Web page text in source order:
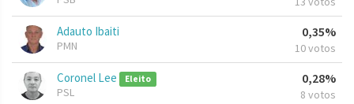
Adauto Ibaiti
PMN
0,35%
10 votos
Coronel Lee Eleito
PSL
0,28%
8 votos